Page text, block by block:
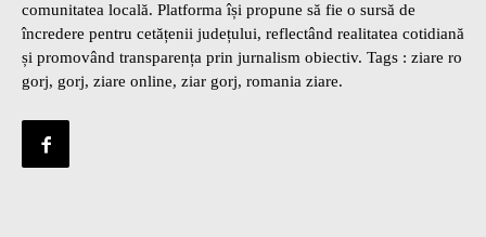
comunitatea locală. Platforma își propune să fie o sursă de
încredere pentru cetățenii județului, reflectând realitatea cotidiană
și promovând transparența prin jurnalism obiectiv. Tags : ziare ro
gorj, gorj, ziare online, ziar gorj, romania ziare.